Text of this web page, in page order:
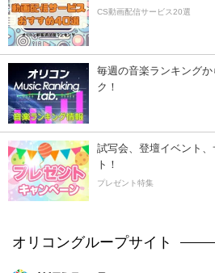
CS動画配信サービス20選
毎週の音楽ランキング
ク！
試写会、登壇イベント
ト！
プレゼント特集
オリコングループサイト